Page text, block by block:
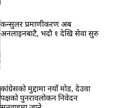
कन्सुलर प्रमाणीकरण अब
अनलाइनबाटै, भदौ १ देखि सेवा सुरु
कांग्रेसको मुद्दामा नयाँ मोड, देउवा
पक्षको पुनरावलोकन निवेदन